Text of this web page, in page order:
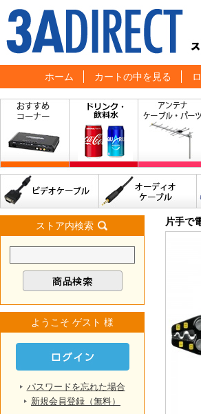
ホーム カートの中を見る
ストア内検索
ようこそ ゲスト 様
パスワードを忘れた場合
新規会員登録（無料）
片手で